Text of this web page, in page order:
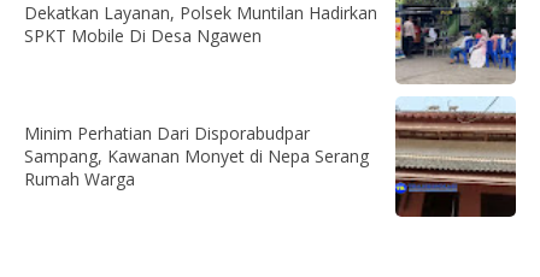
Dekatkan Layanan, Polsek Muntilan Hadirkan
SPKT Mobile Di Desa Ngawen
Minim Perhatian Dari Disporabudpar
Sampang, Kawanan Monyet di Nepa Serang
Rumah Warga